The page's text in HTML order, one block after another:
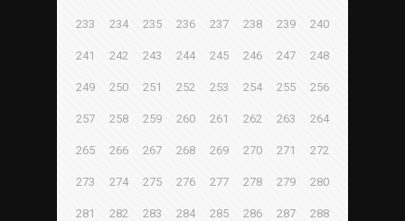
233 234 235 236 237 238 239 240
241 242 243 244 245 246 247 248
249 250 251 252 253 254 255 256
257 258 259 260 261 262 263 264
265 266 267 268 269 270 271 272
273 274 275 276 277 278 279 280
281 282 283 284 285 286 287 288